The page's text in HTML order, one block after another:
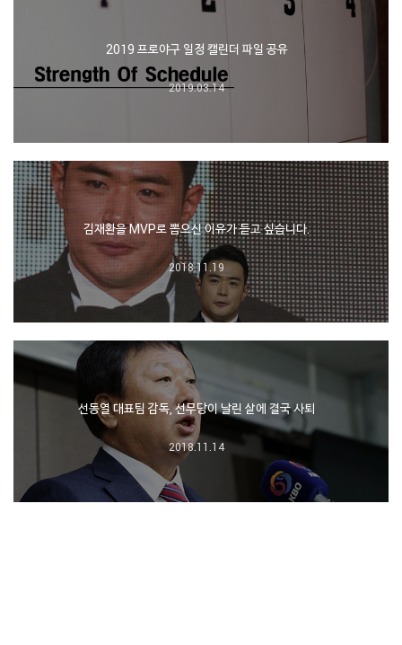
2019 프로야구 일정 캘린더 파일 공유
2019.03.14
김재환을 MVP로 뽑으신 이유가 듣고 싶습니다.
2018.11.19
선동열 대표팀 감독, 선무당이 날린 살에 결국 사퇴
2018.11.14